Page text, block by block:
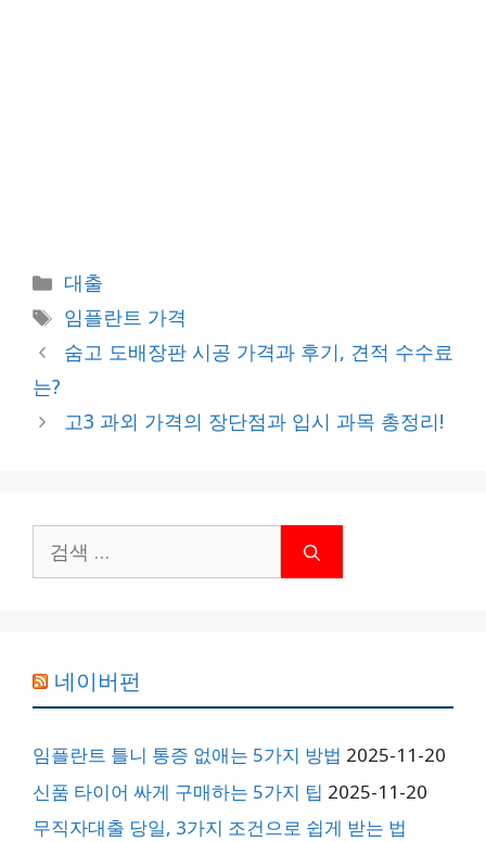
카
테
고
리
대출
태
그
임플란트 가격
숨고 도배장판 시공 가격과 후기, 견적 수수료
는?
고3 과외 가격의 장단점과 입시 과목 총정리!
색:
네이버펀
임플란트 틀니 통증 없애는 5가지 방법 2025-11-20
신품 타이어 싸게 구매하는 5가지 팁 2025-11-20
무직자대출 당일, 3가지 조건으로 쉽게 받는 법